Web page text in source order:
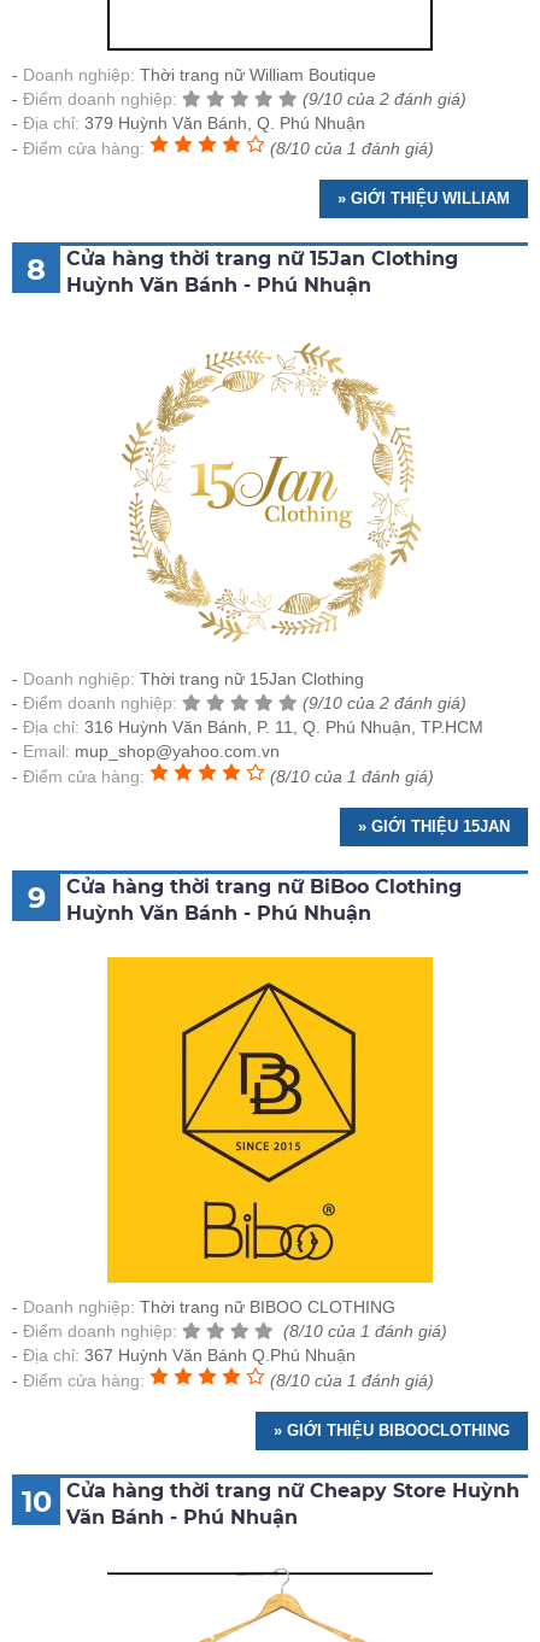
Doanh nghiệp: Thời trang nữ William Boutique
Điểm doanh nghiệp:
(9/10 của 2 đánh giá)
Địa chỉ: 379 Huỳnh Văn Bánh, Q. Phú Nhuận
Điểm cửa hàng:
(8/10 của 1 đánh giá)
» GIỚI THIỆU WILLIAM
8
Cửa hàng thời trang nữ 15Jan Clothing
Huỳnh Văn Bánh - Phú Nhuận
Doanh nghiệp: Thời trang nữ 15Jan Clothing
Điểm doanh nghiệp:
(9/10 của 2 đánh giá)
Địa chỉ: 316 Huỳnh Văn Bánh, P. 11, Q. Phú Nhuận, TP.HCM
Email: mup_shop@yahoo.com.vn
Điểm cửa hàng:
(8/10 của 1 đánh giá)
» GIỚI THIỆU 15JAN
9
Cửa hàng thời trang nữ BiBoo Clothing
Huỳnh Văn Bánh - Phú Nhuận
Doanh nghiệp: Thời trang nữ BIBOO CLOTHING
Điểm doanh nghiệp:
(8/10 của 1 đánh giá)
Địa chỉ: 367 Huỳnh Văn Bánh Q.Phú Nhuận
Điểm cửa hàng:
(8/10 của 1 đánh giá)
» GIỚI THIỆU BIBOOCLOTHING
10
Cửa hàng thời trang nữ Cheapy Store Huỳnh
Văn Bánh - Phú Nhuận